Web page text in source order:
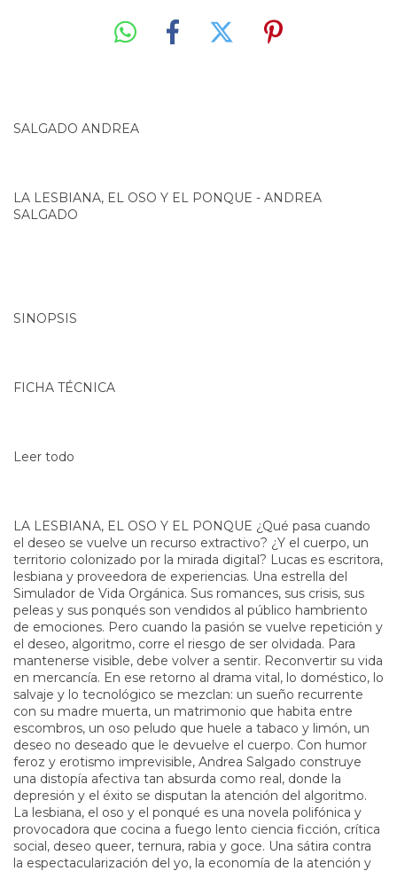
SALGADO ANDREA
LA LESBIANA, EL OSO Y EL PONQUE - ANDREA
SALGADO
SINOPSIS
FICHA TÉCNICA
Leer todo
LA LESBIANA, EL OSO Y EL PONQUE ¿Qué pasa cuando
el deseo se vuelve un recurso extractivo? ¿Y el cuerpo, un
territorio colonizado por la mirada digital? Lucas es escritora,
lesbiana y proveedora de experiencias. Una estrella del
Simulador de Vida Orgánica. Sus romances, sus crisis, sus
peleas y sus ponqués son vendidos al público hambriento
de emociones. Pero cuando la pasión se vuelve repetición y
el deseo, algoritmo, corre el riesgo de ser olvidada. Para
mantenerse visible, debe volver a sentir. Reconvertir su vida
en mercancía. En ese retorno al drama vital, lo doméstico, lo
salvaje y lo tecnológico se mezclan: un sueño recurrente
con su madre muerta, un matrimonio que habita entre
escombros, un oso peludo que huele a tabaco y limón, un
deseo no deseado que le devuelve el cuerpo. Con humor
feroz y erotismo imprevisible, Andrea Salgado construye
una distopía afectiva tan absurda como real, donde la
depresión y el éxito se disputan la atención del algoritmo.
La lesbiana, el oso y el ponqué es una novela polifónica y
provocadora que cocina a fuego lento ciencia ficción, crítica
social, deseo queer, ternura, rabia y goce. Una sátira contra
la espectacularización del yo, la economía de la atención y